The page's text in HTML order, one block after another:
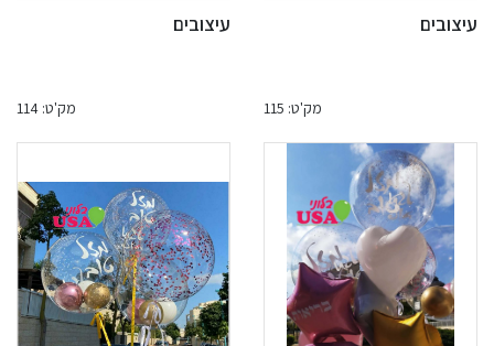
עיצובים
מק'ט: 115
עיצובים
מק'ט: 114